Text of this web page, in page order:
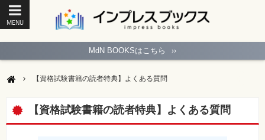
MENU
ペ
ジ
ソ
コ
ン
MdN BOOKSはこちら ››
【資格試験書籍の読者特典】よくある質問
【資格試験書籍の読者特典】よくある質問